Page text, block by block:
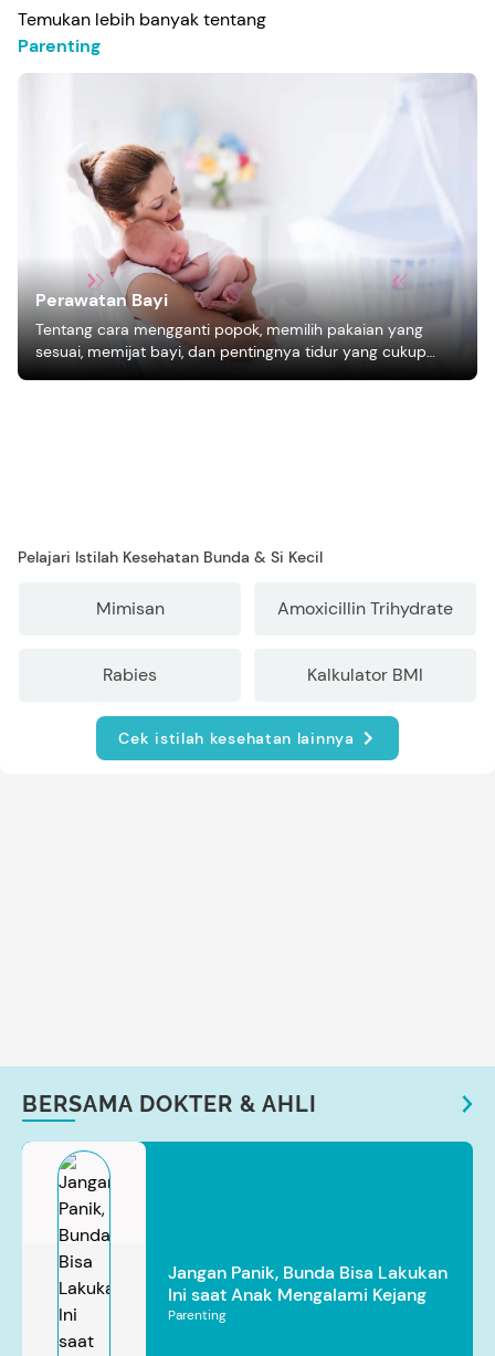
Temukan lebih banyak tentang
Parenting
Perawatan Bayi
Tentang cara mengganti popok, memilih pakaian yang
sesuai, memijat bayi, dan pentingnya tidur yang cukup
bagi pertumbuhan bayi.
Pelajari Istilah Kesehatan Bunda & Si Kecil
Mimisan Amoxicillin Trihydrate
Rabies Kalkulator BMI
Cek istilah kesehatan lainnya
BERSAMA DOKTER & AHLI
Jangan Panik, Bunda Bisa Lakukan
Ini saat Anak Mengalami Kejang
Parenting